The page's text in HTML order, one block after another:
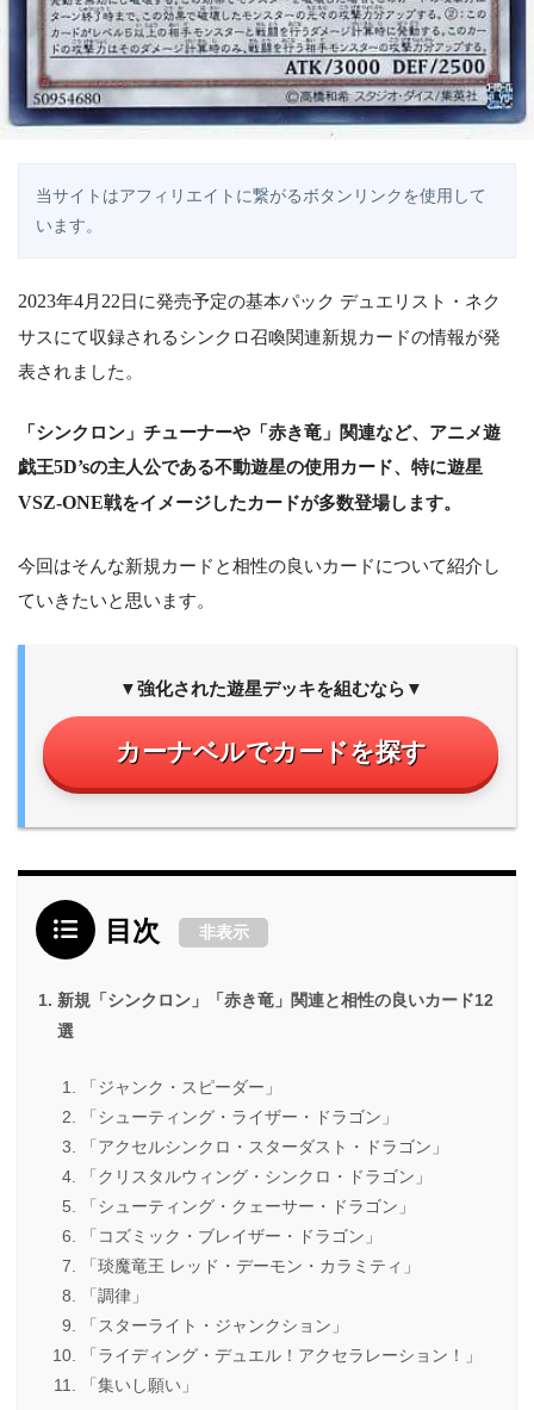
当サイトはアフィリエイトに繋がるボタンリンクを使用して
います。
2023年4月 22日に発売予定の基本パック デュエリスト・ネク
サスにて収録されるシンクロ召喚関連新規カードの情報が発
表されました。
「シンクロン」チューナーや「赤き竜」関連など、アニメ遊
戯王5D’sの主人公である不動遊星の使用カード、特に遊星
VSZ-ONE戦をイメージしたカードが多数登場します。
今回はそんな新規カードと相性の良いカードについて紹介し
ていきたいと思います。
▼強化された遊星デッキを組むなら▼
カーナベルでカードを探す
目次 非表示
新規「シンクロン」「赤き竜」関連と相性の良いカード12
選
「ジャンク・スピーダー」
「シューティング・ライザー・ドラゴン」
「アクセルシンクロ・スターダスト・ドラゴン」
「クリスタルウィング・シンクロ・ドラゴン」
「シューティング・クェーサー・ドラゴン」
「コズミック・ブレイザー・ドラゴン」
「琰魔竜王 レッド・デーモン・カラミティ」
「調律」
「スターライト・ジャンクション」
「ライディング・デュエル！アクセラレーション！」
「集いし願い」